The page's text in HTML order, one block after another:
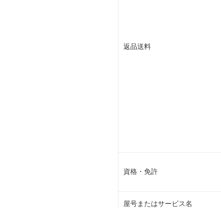
返品送料
資格・免許
屋号またはサービス名